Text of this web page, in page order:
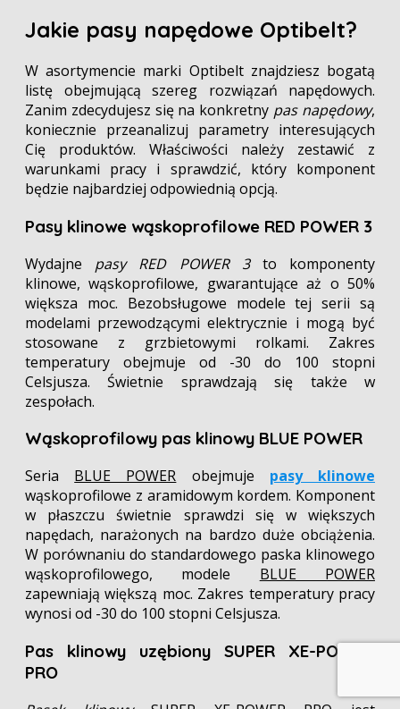
Jakie pasy napędowe Optibelt?
W asortymencie marki Optibelt znajdziesz bogatą
listę obejmującą szereg rozwiązań napędowych.
Zanim zdecydujesz się na konkretny pas napędowy,
koniecznie przeanalizuj parametry interesujących
Cię produktów. Właściwości należy zestawić z
warunkami pracy i sprawdzić, który komponent
będzie najbardziej odpowiednią opcją.
Pasy klinowe wąskoprofilowe RED POWER 3
Wydajne pasy RED POWER 3to komponenty
klinowe, wąskoprofilowe, gwarantujące aż o 50%
większa moc. Bezobsługowe modele tej serii są
modelami przewodzącymi elektrycznie i mogą być
stosowane z grzbietowymi rolkami. Zakres
temperatury obejmuje od -30 do 100 stopni
Celsjusza. Świetnie sprawdzają się także w
zespołach.
Wąskoprofilowy pas klinowy BLUE POWER
Seria BLUE POWER obejmuje pasy klinowe
wąskoprofilowe z aramidowym kordem. Komponent
w płaszczu świetnie sprawdzi się w większych
napędach, narażonych na bardzo duże obciążenia.
W porównaniu do standardowego paska klinowego
wąskoprofilowego, modele BLUE POWER
zapewniają większą moc. Zakres temperatury pracy
wynosi od -30 do 100 stopni Celsjusza.
Pas klinowy uzębiony SUPER XE-POWER
PRO